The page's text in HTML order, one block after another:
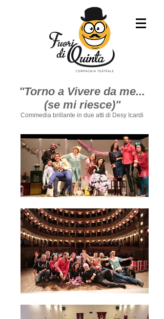
"Torno a Vivere da me...
(se mi riesce)"
Commedia brillante in due atti di Desy Icardi